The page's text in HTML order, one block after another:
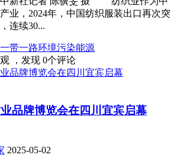
业，2024年，中国纺织服装出口再次突
连续30...
一带一路环境污染能源
，发现 0个评论
品牌博览会在四川宜宾启幕
2025-05-02